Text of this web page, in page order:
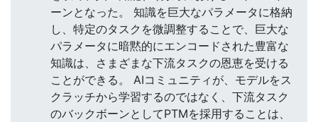
ーンとなった。 知識を巨大なパラメータに格納
し、特定のタスクを微調整することで、巨大な
パラメータに暗黙的にエンコードされた豊富な
知識は、さまざまな下流タスクの恩恵を受ける
ことができる。 AIコミュニティが、モデルをス
クラッチから学習するのではなく、下流タスク
のバックボーンとしてPTMを採用することは、